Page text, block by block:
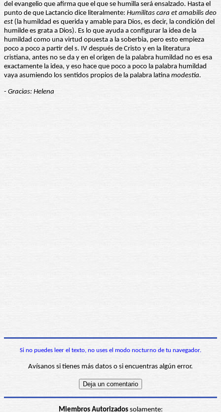
del evangelio que afirma que el que se humilla será ensalzado. Hasta el
punto de que Lactancio dice literalmente: Humilitas cara et amabilis deo
est (la humildad es querida y amable para Dios, es decir, la condición del
humilde es grata a Dios). Es lo que ayuda a configurar la idea de la
humildad como una virtud opuesta a la soberbia, pero esto empieza
poco a poco a partir del s. IV después de Cristo y en la literatura
cristiana, antes no se da y en el origen de la palabra humildad no es esa
exactamente la idea, y eso hace que poco a poco la palabra humildad
vaya asumiendo los sentidos propios de la palabra latina modestia.
- Gracias: Helena
Si no puedes leer el texto, no uses el modo nocturno de tu navegador.
Avísanos si tienes más datos o si encuentras algún error.
Miembros Autorizadossolamente: